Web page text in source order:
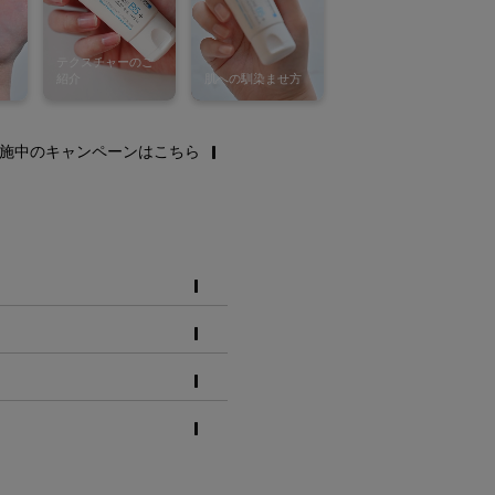
中のキャンペーンはこちら